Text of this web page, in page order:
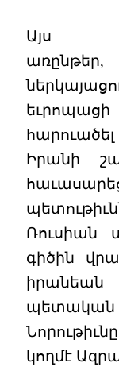
Այս
առընթեր,
եւրոպացի
Իրանի
Ռուսիան
գիծին
պետական
կողմէ